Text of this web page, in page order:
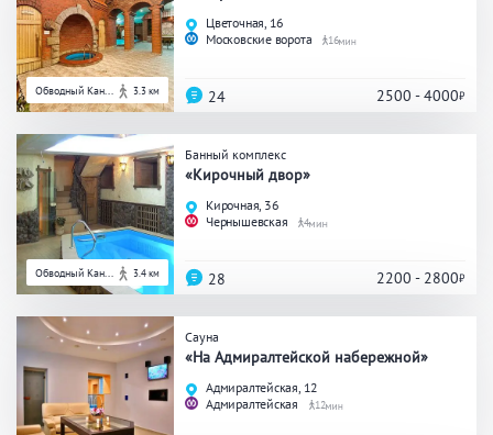
Обводный Кан... 3.3 км
Цветочная, 16
Московские ворота
16
2500 - 4000
24
Обводный Кан... 3.4 км
Банный комплекс
«Кирочный двор»
Кирочная, 36
Чернышевская
4
2200 - 2800
28
Сауна
«На Адмиралтейской набережной»
Адмиралтейская, 12
Адмиралтейская
12